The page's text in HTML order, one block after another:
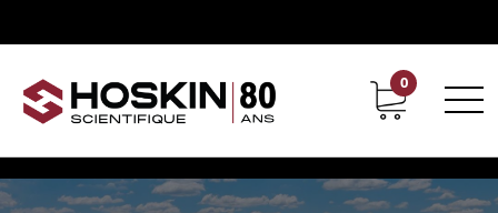
Support Carrières chez Hoskin
0